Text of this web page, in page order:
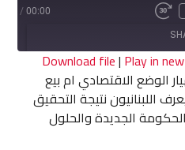
Fast
seconds
00:00
/
Download file| Play in
الوضع الاقتصادي ام بيع
اللبنانيون نتيجة التحقيق
الجديدة والحلول